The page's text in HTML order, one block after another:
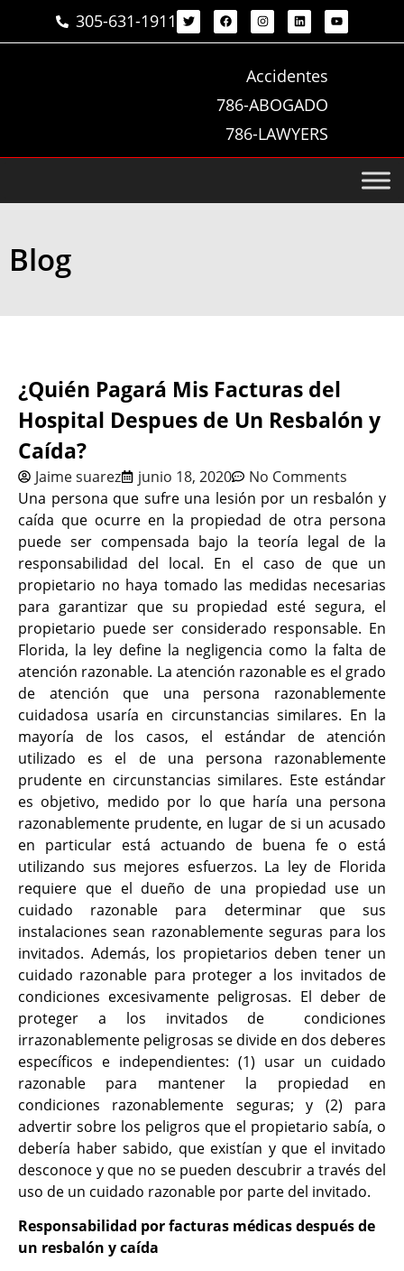
305-631-1911
Accidentes
786-ABOGADO
786-LAWYERS
Blog
¿Quién Pagará Mis Facturas del
Hospital Despues de Un Resbalón y
Caída?
Jaime suarez junio 18, 2020
No Comments
Una persona que sufre una lesión por un resbalón y
caída que ocurre en la propiedad de otra persona
puede ser compensada bajo la teoría legal de la
responsabilidad del local. En el caso de que un
propietario no haya tomado las medidas necesarias
para garantizar que su propiedad esté segura, el
propietario puede ser considerado responsable. En
Florida, la ley define la negligencia como la falta de
atención razonable. La atención razonable es el grado
de atención que una persona razonablemente
cuidadosa usaría en circunstancias similares. En la
mayoría de los casos, el estándar de atención
utilizado es el de una persona razonablemente
prudente en circunstancias similares. Este estándar
es objetivo, medido por lo que haría una persona
razonablemente prudente, en lugar de si un acusado
en particular está actuando de buena fe o está
utilizando sus mejores esfuerzos. La ley de Florida
requiere que el dueño de una propiedad use un
cuidado razonable para determinar que sus
instalaciones sean razonablemente seguras para los
invitados. Además, los propietarios deben tener un
cuidado razonable para proteger a los invitados de
condiciones excesivamente peligrosas. El deber de
proteger a los invitados de condiciones
irrazonablemente peligrosas se divide en dos deberes
específicos e independientes: (1) usar un cuidado
razonable para mantener la propiedad en
condiciones razonablemente seguras; y (2) para
advertir sobre los peligros que el propietario sabía, o
debería haber sabido, que existían y que el invitado
desconoce y que no se pueden descubrir a través del
uso de un cuidado razonable por parte del invitado.
Responsabilidad por facturas médicas después de
un resbalón y caída